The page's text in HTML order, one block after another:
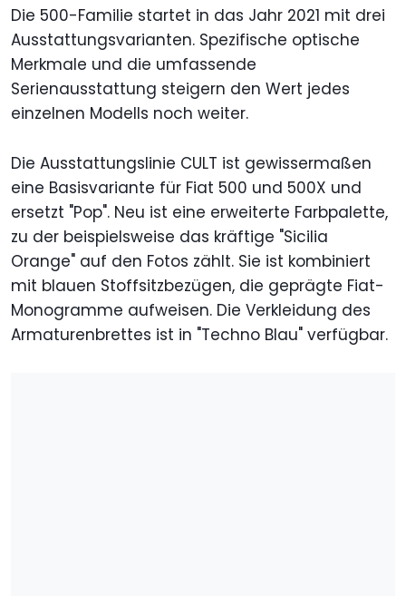
Die 500-Familie startet in das Jahr 2021 mit drei
Ausstattungsvarianten. Spezifische optische
Merkmale und die umfassende
Serienausstattung steigern den Wert jedes
einzelnen Modells noch weiter.
Die Ausstattungslinie CULT ist gewissermaßen
eine Basisvariante für Fiat 500 und 500X und
ersetzt "Pop". Neu ist eine erweiterte Farbpalette,
zu der beispielsweise das kräftige "Sicilia
Orange" auf den Fotos zählt. Sie ist kombiniert
mit blauen Stoffsitzbezügen, die geprägte Fiat-
Monogramme aufweisen. Die Verkleidung des
Armaturenbrettes ist in "Techno Blau" verfügbar.